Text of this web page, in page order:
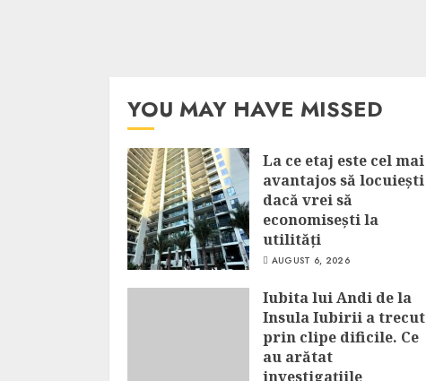
YOU MAY HAVE MISSED
La ce etaj este cel mai
avantajos să locuiești
dacă vrei să
economisești la
utilități
AUGUST 6, 2026
Iubita lui Andi de la
Insula Iubirii a trecut
prin clipe dificile. Ce
au arătat
investigațiile